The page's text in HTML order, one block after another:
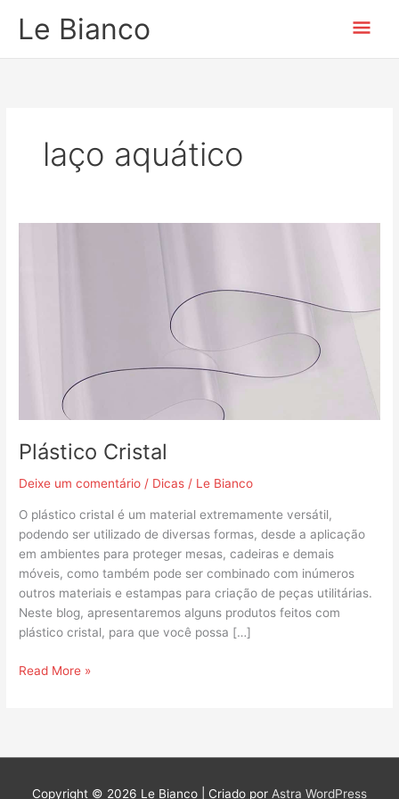
Le Bianco
laço aquático
Plástico Cristal
Deixe um comentário / Dicas / Le Bianco
O plástico cristal é um material extremamente versátil,
podendo ser utilizado de diversas formas, desde a aplicação
em ambientes para proteger mesas, cadeiras e demais
móveis, como também pode ser combinado com inúmeros
outros materiais e estampas para criação de peças utilitárias.
Neste blog, apresentaremos alguns produtos feitos com
plástico cristal, para que você possa […]
Read More »
Copyright © 2026 Le Bianco | Criado por Astra WordPress